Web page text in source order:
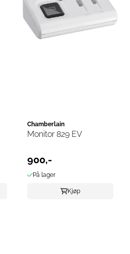
Chamberlain
Monitor 829 EV
900,-
På lager
Kjøp